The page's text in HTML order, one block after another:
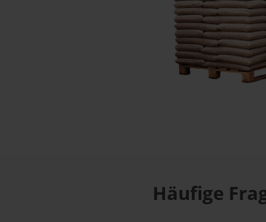
Häufige